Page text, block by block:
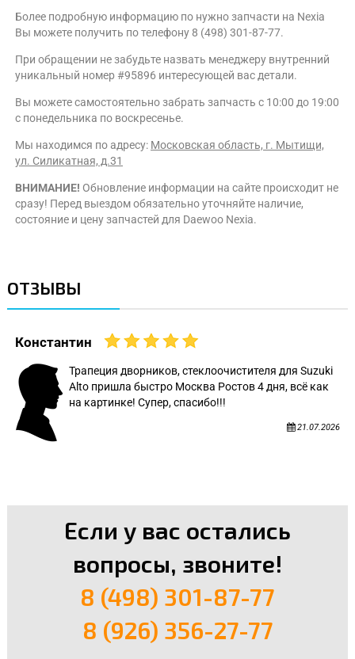
Более подробную информацию по нужно запчасти на Nexia
Вы можете получить по телефону 8 (498) 301-87-77.
При обращении не забудьте назвать менеджеру внутренний
уникальный номер #95896 интересующей вас детали.
Вы можете самостоятельно забрать запчасть с 10:00 до 19:00
с понедельника по воскресенье.
Мы находимся по адресу: Московская область, г. Мытищи,
ул. Силикатная, д.31
ВНИМАНИЕ! Обновление информации на сайте происходит не
сразу! Перед выездом обязательно уточняйте наличие,
состояние и цену запчастей для Daewoo Nexia.
ОТЗЫВЫ
Константин
Трапеция дворников, стеклоочистителя для Suzuki
Alto пришла быстро Москва Ростов 4 дня, всё как
на картинке! Супер, спасибо!!!
21.07.2026
Если у вас остались
вопросы, звоните!
8 (498) 301-87-77
8 (926) 356-27-77